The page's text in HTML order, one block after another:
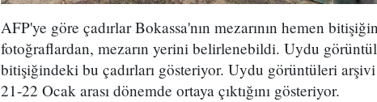
AFP'ye göre çadırlar Bokassa'nın mezarının hemen
fotoğraflardan, mezarın yerini belirlenebildi. Uydu
bitişiğindeki bu çadırları gösteriyor. Uydu görüntüleri
21-22 Ocak arası dönemde ortaya çıktığını gösteriyor.